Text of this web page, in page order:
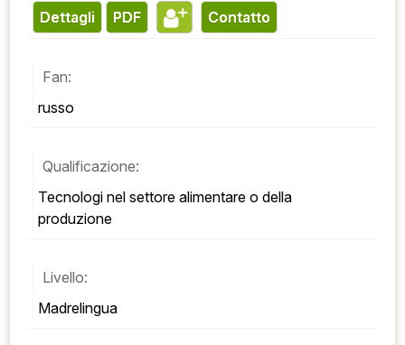
Dettagli PDF contatto
Fan:
russo
Qualificazione:
Tecnologi nel settore alimentare o della
produzione
Livello:
Madrelingua